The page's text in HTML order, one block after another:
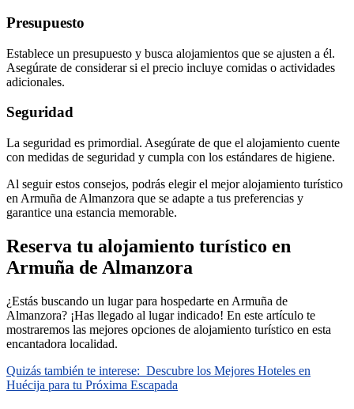
Presupuesto
Establece un presupuesto y busca alojamientos que se ajusten a él.
Asegúrate de considerar si el precio incluye comidas o actividades
adicionales.
Seguridad
La seguridad es primordial. Asegúrate de que el alojamiento cuente
con medidas de seguridad y cumpla con los estándares de higiene.
Al seguir estos consejos, podrás elegir el mejor alojamiento turístico
en Armuña de Almanzora que se adapte a tus preferencias y
garantice una estancia memorable.
Reserva tu alojamiento turístico en
Armuña de Almanzora
¿Estás buscando un lugar para hospedarte en Armuña de
Almanzora? ¡Has llegado al lugar indicado! En este artículo te
mostraremos las mejores opciones de alojamiento turístico en esta
encantadora localidad.
Quizás también te interese: Descubre los Mejores Hoteles en
Huécija para tu Próxima Escapada